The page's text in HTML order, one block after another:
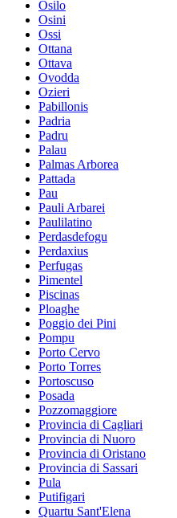
Osilo
Osini
Ossi
Ottana
Ottava
Ovodda
Ozieri
Pabillonis
Padria
Padru
Palau
Palmas Arborea
Pattada
Pau
Pauli Arbarei
Paulilatino
Perdasdefogu
Perdaxius
Perfugas
Pimentel
Piscinas
Ploaghe
Poggio dei Pini
Pompu
Porto Cervo
Porto Torres
Portoscuso
Posada
Pozzomaggiore
Provincia di Cagliari
Provincia di Nuoro
Provincia di Oristano
Provincia di Sassari
Pula
Putifigari
Quartu Sant'Elena